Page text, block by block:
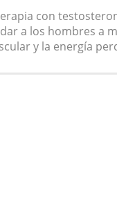
sobre las dietas
con
a los hombres a
y la energía